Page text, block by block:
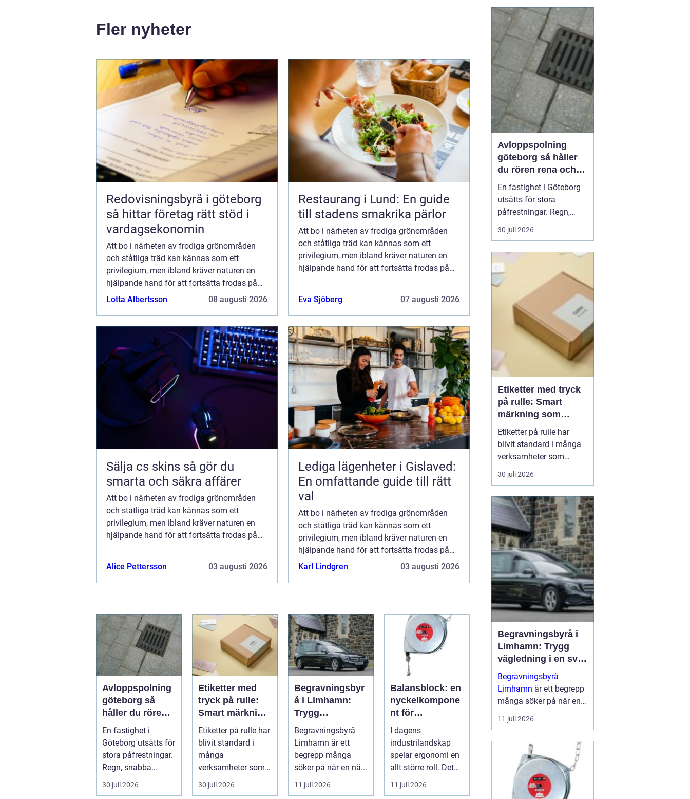
Fler nyheter
Redovisningsbyrå i göteborg
så hittar företag rätt stöd i
vardagsekonomin
Att bo i närheten av frodiga grönområden
och ståtliga träd kan kännas som ett
privilegium, men ibland kräver naturen en
hjälpande hand för att fortsätta frodas på
ett säkert och balansera...
Lotta Albertsson 08 augusti 2026
Restaurang i Lund: En guide
till stadens smakrika pärlor
Att bo i närheten av frodiga grönområden
och ståtliga träd kan kännas som ett
privilegium, men ibland kräver naturen en
hjälpande hand för att fortsätta frodas på
Eva Sjöberg
07 augusti 2026
Sälja cs skins så gör du
smarta och säkra affärer
Att bo i närheten av frodiga grönområden
och ståtliga träd kan kännas som ett
privilegium, men ibland kräver naturen en
hjälpande hand för att fortsätta frodas på
Alice Pettersson
03 augusti 2026
Lediga lägenheter i Gislaved:
En omfattande guide till rätt
val
Att bo i närheten av frodiga grönområden
och ståtliga träd kan kännas som ett
privilegium, men ibland kräver naturen en
hjälpande hand för att fortsätta frodas på
ett säkert och balansera...
Karl Lindgren 03 augusti 2026
Avloppspolning
göteborg så
håller du rören
rena och trygga
året runt
En fastighet i
Göteborg utsätts för
stora påfrestningar.
Regn, snabba
temperaturväxlingar
30 juli 2026
Etiketter med
tryck på rulle:
Smart märkning
som stärker
både flöde och
varumärke
Etiketter på rulle har
blivit standard i
många
verksamheter som
behöver snabb,
30 juli 2026
Begravningsbyr
å i Limhamn:
Trygg
vägledning i en
svår tid
Begravningsbyrå
Limhamn är ett
begrepp många
söker på när en nä...
11 juli 2026
Balansblock: en
nyckelkompone
nt för
ergonomisk
effektivitet
I dagens
industrilandskap
spelar ergonomi en
allt större roll. Det
handlar inte bara
11 juli 2026
och härliga natur. Med
närheten till Nissan, som
flyter genom kommunen
...
Avloppspolning
göteborg så håller
du rören rena och
trygga året runt
En fastighet i Göteborg
utsätts för stora
påfrestningar. Regn,
snabba
temperaturväxlingar och
avloppen behöver mer
omsorg än många tror.
När vatten börjar rinna
undan långsamt, avlopp
luktar illa eller
golvbrunnar bubblar är...
30 juli 2026
Etiketter med tryck
på rulle: Smart
märkning som
stärker både flöde
och varumärke
Etiketter på rulle har
blivit standard i många
verksamheter som
behöver snabb, tydlig
och hållbar märkning.
livsmedel, ehandel, lager
eller butiker handlar allt i
grunden om samma sak:
rätt ...
30 juli 2026
Begravningsbyrå i
Limhamn: Trygg
vägledning i en svår
tid
Begravningsbyrå
Limhamn är ett begrepp
många söker på när en
nära anhörig har gått
bort och behovet av stöd
11 juli 2026